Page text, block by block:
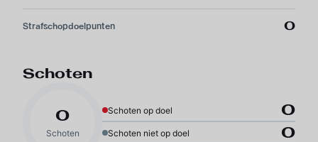
Strafschopdoelpunten 0
Schoten
0
Schoten
Schoten op doel 0
Schoten niet op doel 0